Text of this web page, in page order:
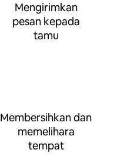
Mengirimkan
pesan kepada
tamu
Membersihkan dan
memelihara
tempat